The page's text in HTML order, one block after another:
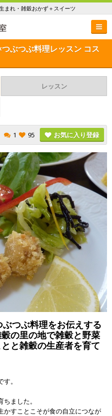
まれ・雑穀おかず＋スイーツ
つぶつぶ料理レッスン コス
レッスン
1 95 お気に入り登録
つぶ料理をお伝えする
の里の地で雑穀と野菜
と雑穀の生産者を育て
。
ました。
かすことこそが食の自立につなが